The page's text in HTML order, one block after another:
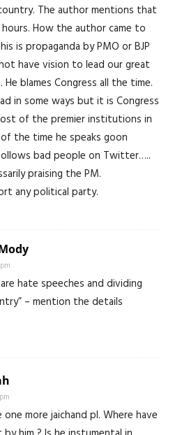
The author mentions that
How the author came to
is propaganda by PMO or BJP
have vision to lead our great
blames Congress all the time.
in some ways but it is Congress
of the premier institutions in
the time he speaks goon
bad people on Twitter…..
praising the PM.
any political party.
hate speeches and dividing
– mention the details
one more jaichand pl. Where have